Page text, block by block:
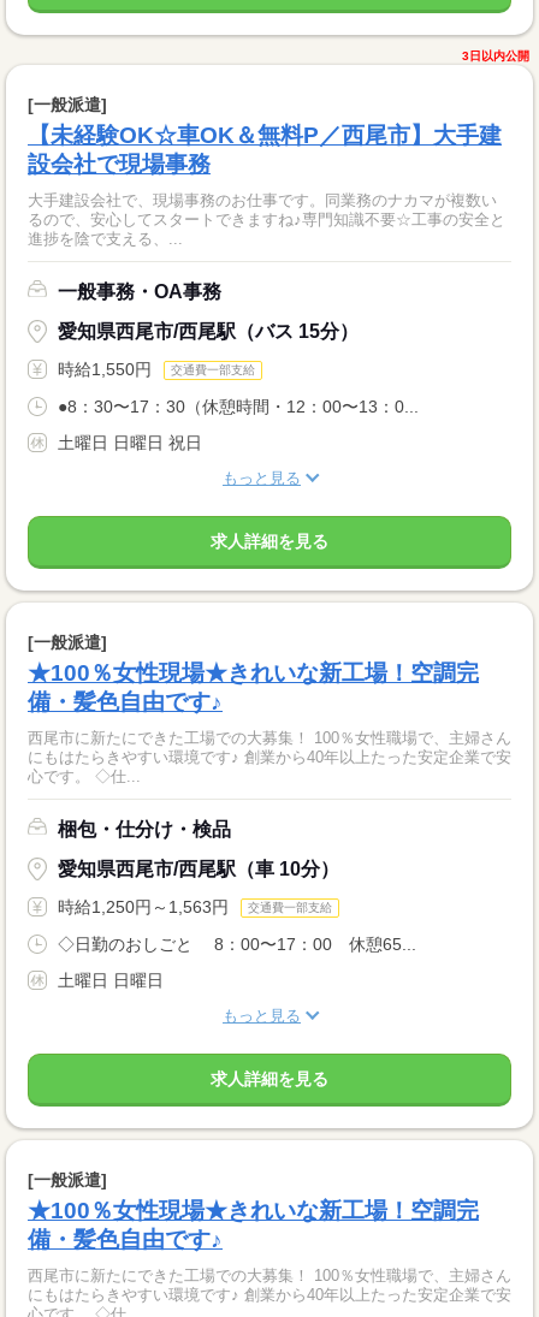
3日以内公開
[一般派遣]
【未経験OK☆車OK＆無料P／西尾市】大手建
設会社で現場事務
大手建設会社で、現場事務のお仕事です。同業務のナカマが複数い
るので、安心してスタートできますね♪専門知識不要☆工事の安全と
進捗を陰で支える、...
一般事務・OA事務
愛知県西尾市/西尾駅（バス 15分）
時給1,550円 交通費一部支給
●8：30〜17：30（休憩時間・12：00〜13：0...
土曜日 日曜日 祝日
もっと見る
求人詳細を見る
[一般派遣]
★100％女性現場★きれいな新工場！空調完
備・髪色自由です♪
西尾市に新たにできた工場での大募集！ 100％女性職場で、主婦さん
にもはたらきやすい環境です♪ 創業から40年以上たった安定企業で安
心です。 ◇仕...
梱包・仕分け・検品
愛知県西尾市/西尾駅（車 10分）
時給1,250円～1,563円 交通費一部支給
◇日勤のおしごと 8：00〜17：00 休憩65...
土曜日 日曜日
もっと見る
求人詳細を見る
[一般派遣]
★100％女性現場★きれいな新工場！空調完
備・髪色自由です♪
西尾市に新たにできた工場での大募集！ 100％女性職場で、主婦さん
にもはたらきやすい環境です♪ 創業から40年以上たった安定企業で安